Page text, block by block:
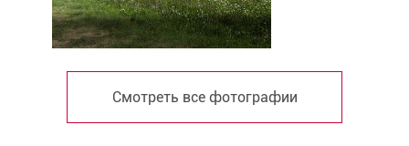
Смотреть все фотографии